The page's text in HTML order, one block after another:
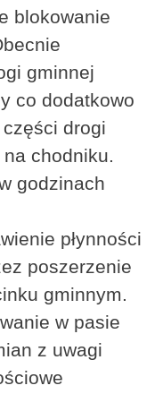
blokowanie
gminnej
co dodatkowo
drogi
chodniku.
godzinach
płynności
poszerzenie
gminnym.
w pasie
z uwagi